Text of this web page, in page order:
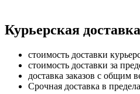
Курьерская
стоимость доставки
стоимость доставки за
доставка заказов с общим
Срочная доставка в